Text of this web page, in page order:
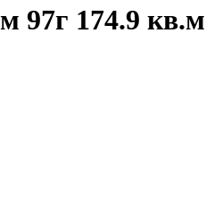
97г 174.9